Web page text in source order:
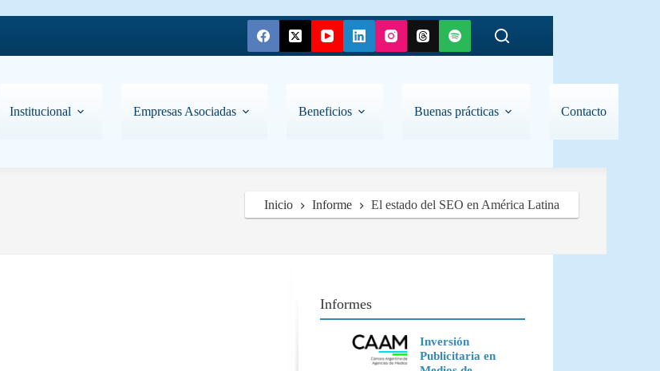
Institucional Empresas Asociadas Beneficios Buenas prácticas Contacto
Inicio Informe El estado del SEO en América Latina
Informes
Inversión
Publicitaria en